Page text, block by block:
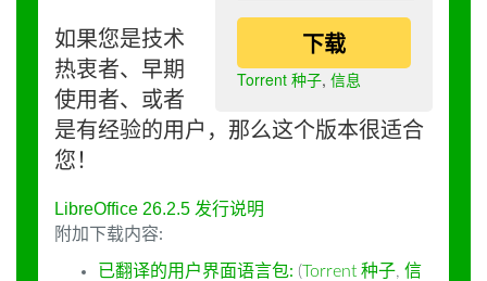
下载
Torrent 种子, 信息
如果您是技术
热衷者、早期
使用者、或者
是有经验的用户，那么这个版本很适合
您！
LibreOffice 26.2.5 发行说明
附加下载内容:
已翻译的用户界面语言包: (Torrent 种子, 信